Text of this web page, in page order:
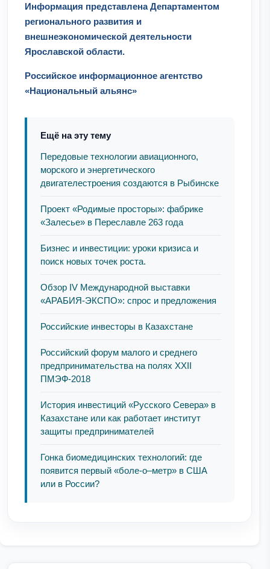
Информация представлена Департаментом
регионального развития и
внешнеэкономической деятельности
Ярославской области.
Российское информационное агентство
«Национальный альянс»
Ещё на эту тему
Передовые технологии авиационного,
морского и энергетического
двигателестроения создаются в Рыбинске
Проект «Родимые просторы»: фабрике
«Залесье» в Переславле 263 года
Бизнес и инвестиции: уроки кризиса и
поиск новых точек роста.
Обзор IV Международной выставки
«АРАБИЯ-ЭКСПО»: спрос и предложения
Российские инвесторы в Казахстане
Российский форум малого и среднего
предпринимательства на полях XXII
ПМЭФ-2018
История инвестиций «Русского Севера» в
Казахстане или как работает институт
защиты предпринимателей
Гонка биомедицинских технологий: где
появится первый «боле-о–метр» в США
или в России?